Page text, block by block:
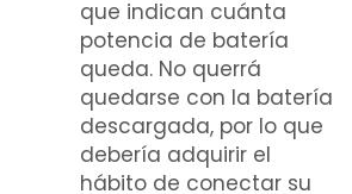
que indican cuánta
potencia de batería
queda. No querrá
quedarse con la batería
descargada, por lo que
debería adquirir el
hábito de conectar su